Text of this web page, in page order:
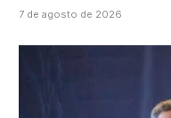
7 de agosto de 2026